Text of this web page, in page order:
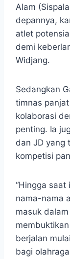
Alam
depannya,
atlet
demi
Widjang.
Sedangkan
timnas
kolaborasi
penting. Ia
dan JD yang
kompetisi
“Hingga
nama-nama
masuk
berjalan
bagi